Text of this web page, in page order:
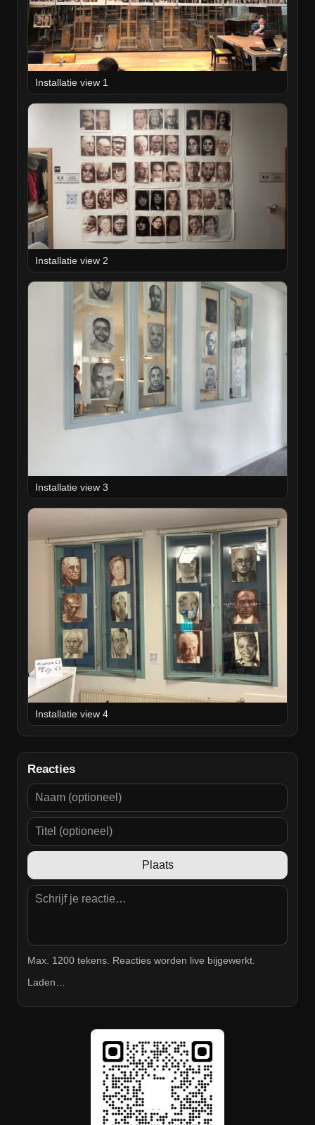
Installatie view 1
Installatie view 2
Installatie view 3
Installatie view 4
Reacties
Plaats
Max. 1200 tekens. Reacties worden live bijgewerkt.
Laden…